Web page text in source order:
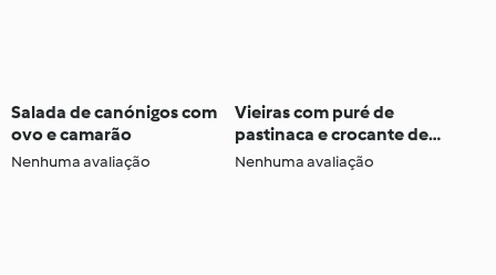
Salada de canónigos com
ovo e camarão
Nenhuma avaliação
Vieiras com puré de
pastinaca e crocante de
pancetta
Nenhuma avaliação